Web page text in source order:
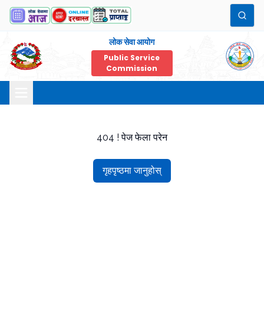
लोक सेवा आयोग
Public Service
Commission
404 ! पेज फेला परेन
गृहपृष्ठमा जानुहोस्